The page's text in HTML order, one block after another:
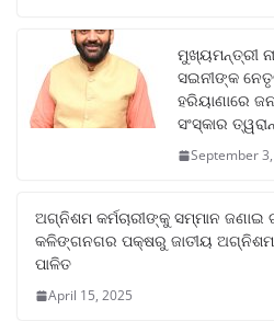
ମୁଖ୍ୟମନ୍ତ୍ରୀ
ସଇନୀଙ୍କ
ହରିୟାଣାରେ
ସଂସ୍କାର
September
ଅଗ୍ନିଶମ କର୍ମଚାରୀଙ୍କୁ ସମ୍ମାନ ଜଣାଇ
କଳିଙ୍ଗନଗର ପକ୍ଷରୁ ଜାତୀୟ ଅଗ୍ନିଶମ
ପାଳିତ
April 15, 2025